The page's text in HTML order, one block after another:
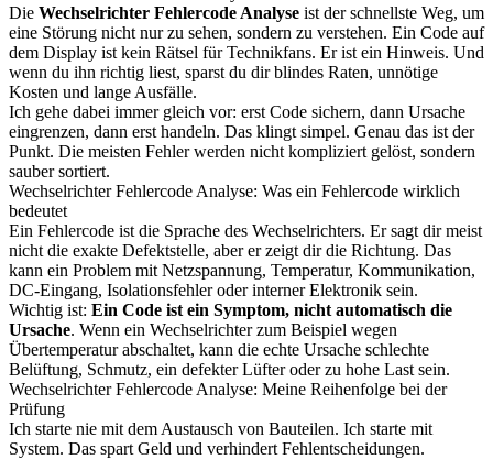
Die Wechselrichter Fehlercode Analyse ist der schnellste Weg, um
eine Störung nicht nur zu sehen, sondern zu verstehen. Ein Code auf
dem Display ist kein Rätsel für Technikfans. Er ist ein Hinweis. Und
wenn du ihn richtig liest, sparst du dir blindes Raten, unnötige
Kosten und lange Ausfälle.
Ich gehe dabei immer gleich vor: erst Code sichern, dann Ursache
eingrenzen, dann erst handeln. Das klingt simpel. Genau das ist der
Punkt. Die meisten Fehler werden nicht kompliziert gelöst, sondern
sauber sortiert.
Wechselrichter Fehlercode Analyse: Was ein Fehlercode wirklich
bedeutet
Ein Fehlercode ist die Sprache des Wechselrichters. Er sagt dir meist
nicht die exakte Defektstelle, aber er zeigt dir die Richtung. Das
kann ein Problem mit Netzspannung, Temperatur, Kommunikation,
DC-Eingang, Isolationsfehler oder interner Elektronik sein.
Wichtig ist: Ein Code ist ein Symptom, nicht automatisch die
Ursache. Wenn ein Wechselrichter zum Beispiel wegen
Übertemperatur abschaltet, kann die echte Ursache schlechte
Belüftung, Schmutz, ein defekter Lüfter oder zu hohe Last sein.
Wechselrichter Fehlercode Analyse: Meine Reihenfolge bei der
Prüfung
Ich starte nie mit dem Austausch von Bauteilen. Ich starte mit
System. Das spart Geld und verhindert Fehlentscheidungen.